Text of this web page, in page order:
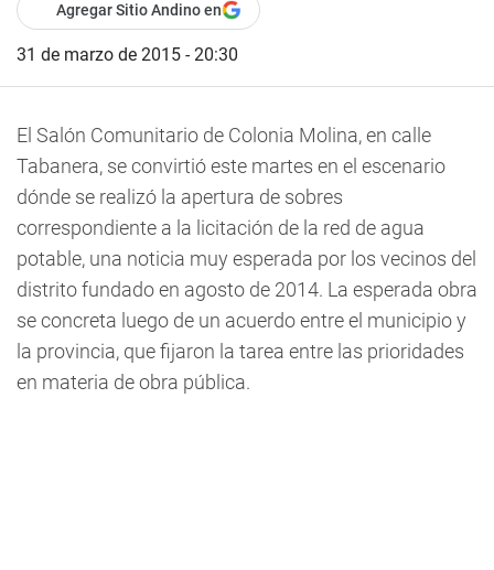
Agregar Sitio Andino en
31 de marzo de 2015 - 20:30
El Salón Comunitario de Colonia Molina, en calle
Tabanera, se convirtió este martes en el escenario
dónde se realizó la apertura de sobres
correspondiente a la licitación de la red de agua
potable, una noticia muy esperada por los vecinos del
distrito fundado en agosto de 2014. La esperada obra
se concreta luego de un acuerdo entre el municipio y
la provincia, que fijaron la tarea entre las prioridades
en materia de obra pública.